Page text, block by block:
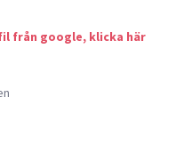
från google, klicka här